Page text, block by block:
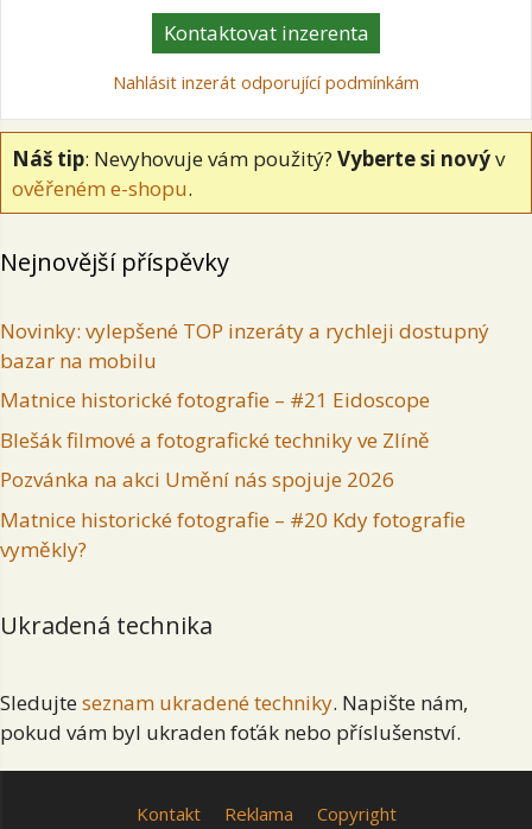
Kontaktovat inzerenta
Nahlásit inzerát odporující podmínkám
Náš tip: Nevyhovuje vám použitý? Vyberte si novýv
ověřeném e-shopu.
Nejnovější příspěvky
Novinky: vylepšené TOP inzeráty a rychleji dostupný
bazar na mobilu
Matnice historické fotografie – #21 Eidoscope
Blešák filmové a fotografické techniky ve Zlíně
Pozvánka na akci Umění nás spojuje 2026
Matnice historické fotografie – #20 Kdy fotografie
vyměkly?
Ukradená technika
Sledujte seznam ukradené techniky. Napište nám,
pokud vám byl ukraden foťák nebo příslušenství.
Kontakt Reklama Copyright